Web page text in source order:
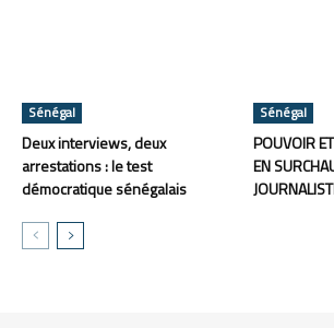
Sénégal
Deux interviews, deux
arrestations : le test
démocratique sénégalais
Sénégal
POUVOIR
EN